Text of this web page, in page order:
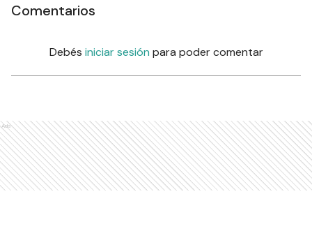
Comentarios
Debés iniciar sesión para poder comentar
Ads